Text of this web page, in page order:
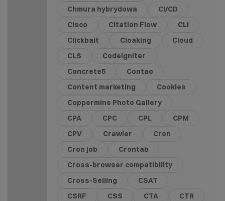
Chmura hybrydowa
CI/CD
Cisco
Citation Flow
CLI
Clickbait
Cloaking
Cloud
CLS
CodeIgniter
Concrete5
Contao
Content marketing
Cookies
Coppermine Photo Gallery
CPA
CPC CPL
CPM
CPV
Crawler
Cron
Cron job
Crontab
Cross-browser compatibility
Cross-Selling
CSAT
CSRF
CSS CTA
CTR